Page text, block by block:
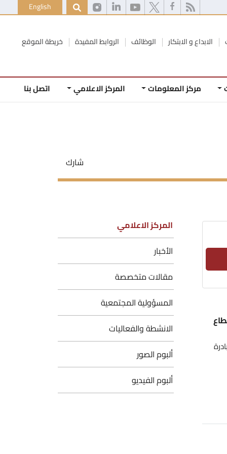
English
الابداع و الابتكار الوظائف الروابط المفيدة خريطة الموقع
مركز المعلومات المركز الاعلامي اتصل بنا
شارك
المركز الاعلامي
الأخبار
مقالات متخصصة
المسؤولية المجتمعية
الانشطة والفعاليات
ألبوم الصور
ألبوم الفيديو